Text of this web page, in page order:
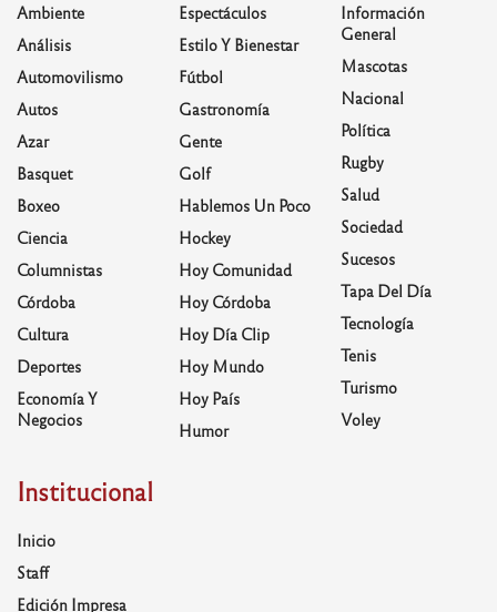
Ambiente
Análisis
Automovilismo
Autos
Azar
Basquet
Boxeo
Ciencia
Columnistas
Córdoba
Cultura
Deportes
Economía Y
Negocios
Espectáculos
Estilo Y Bienestar
Fútbol
Gastronomía
Gente
Golf
Hablemos Un Poco
Hockey
Hoy Comunidad
Hoy Córdoba
Hoy Día Clip
Hoy Mundo
Hoy País
Humor
Información
General
Mascotas
Nacional
Política
Rugby
Salud
Sociedad
Sucesos
Tapa Del Día
Tecnología
Tenis
Turismo
Voley
Institucional
Inicio
Staff
Edición Impresa